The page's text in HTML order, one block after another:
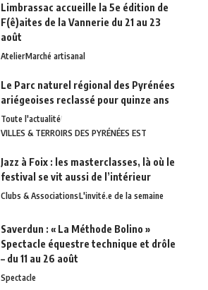
Limbrassac accueille la 5e édition de
F(ê)aites de la Vannerie du 21 au 23
août
AtelierMarché artisanal
Le Parc naturel régional des Pyrénées
ariégeoises reclassé pour quinze ans
Toute l'actualité
VILLES & TERROIRS DES PYRÉNÉES EST
Jazz à Foix : les masterclasses, là où le
festival se vit aussi de l’intérieur
Clubs & AssociationsL'invité.e de la semaine
Saverdun : « La Méthode Bolino »
Spectacle équestre technique et drôle
– du 11 au 26 août
Spectacle